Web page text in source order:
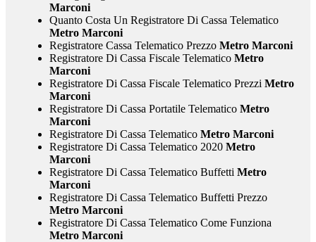
Marconi
Quanto Costa Un Registratore Di Cassa Telematico
Metro Marconi
Registratore Cassa Telematico PrezzoMetro Marconi
Registratore Di Cassa Fiscale TelematicoMetro
Marconi
Registratore Di Cassa Fiscale Telematico Prezzi Metro
Marconi
Registratore Di Cassa Portatile TelematicoMetro
Marconi
Registratore Di Cassa TelematicoMetro Marconi
Registratore Di Cassa Telematico 2020Metro
Marconi
Registratore Di Cassa Telematico Buffetti Metro
Marconi
Registratore Di Cassa Telematico Buffetti Prezzo
Metro Marconi
Registratore Di Cassa Telematico Come Funziona
Metro Marconi